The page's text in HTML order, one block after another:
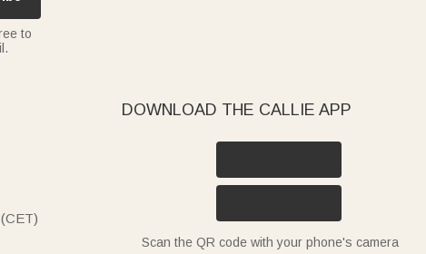
to
DOWNLOAD THE CALLIE APP
Scan the QR code with your phone's camera